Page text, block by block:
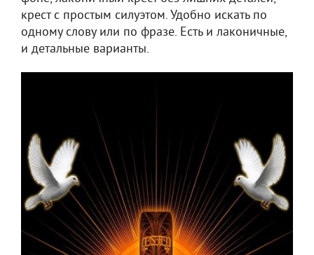
крест с простым силуэтом. Удобно искать по
одному слову или по фразе. Есть и лаконичные,
и детальные варианты.